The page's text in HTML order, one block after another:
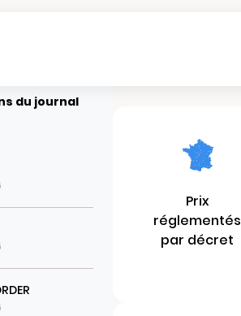
du journal
Prix
réglementés
par décret